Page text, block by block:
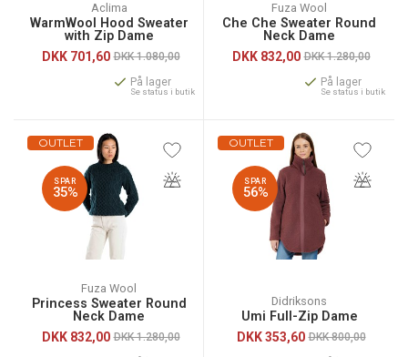
Aclima
WarmWool Hood Sweater
with Zip Dame
DKK701,60 DKK 1.080,00
På lager
Se status i butik
Fuza Wool
Che Che Sweater Round
Neck Dame
DKK832,00 DKK 1.280,00
På lager
Se status i butik
OUTLET
SPAR
35%
Fuza Wool
Princess Sweater Round
Neck Dame
DKK832,00 DKK 1.280,00
OUTLET
SPAR
56%
Didriksons
Umi Full-Zip Dame
DKK353,60 DKK 800,00